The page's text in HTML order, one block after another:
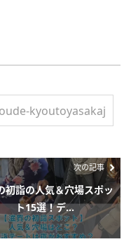
次の記事
初詣の人気＆穴場スポッ
ト15選！デ...